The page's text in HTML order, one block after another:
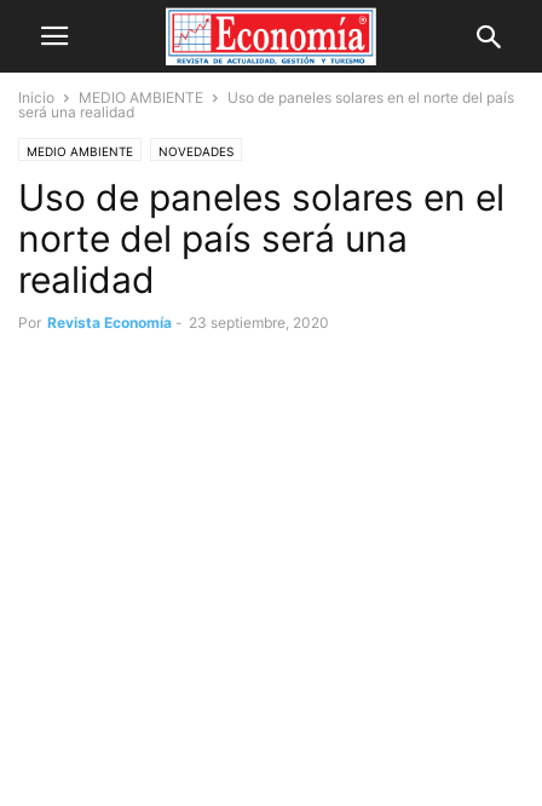
Inicio MEDIO AMBIENTE
Uso de paneles solares en el norte del país
será una realidad
MEDIO AMBIENTE NOVEDADES
Uso de paneles solares en el
norte del país será una
realidad
Por Revista Economía - 23 septiembre, 2020